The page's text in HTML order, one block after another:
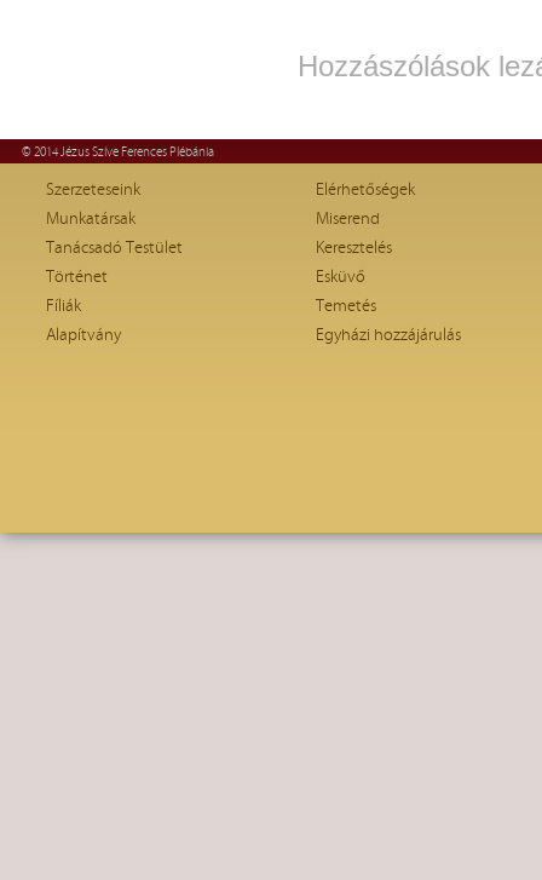
Hozzászólások
© 2014 Jézus Szíve Ferences Plébánia
Szerzeteseink
Munkatársak
Tanácsadó Testület
Történet
Fíliák
Alapítvány
Elérhetőségek
Miserend
Keresztelés
Esküvő
Temetés
Egyházi hozzájárulás